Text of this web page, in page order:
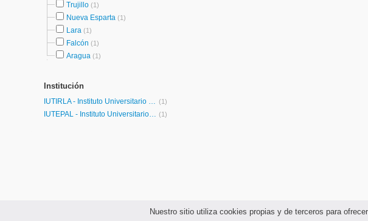
Nuestro sitio utiliza cookies propias y de terceros para
Trujillo (1)
Nueva Esparta (1)
Lara (1)
Falcón (1)
Aragua (1)
Institución
IUTIRLA - Instituto Universitario de Tecnología Industrial Rodolfo Loero Arismendi (1)
IUTEPAL - Instituto Universitario de Tecnología Juan Pablo Pérez Alfonzo (1)